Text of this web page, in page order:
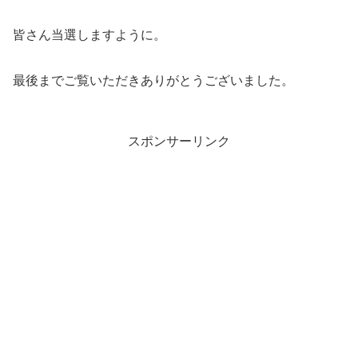
皆さん当選しますように。
最後までご覧いただきありがとうございました。
スポンサーリンク